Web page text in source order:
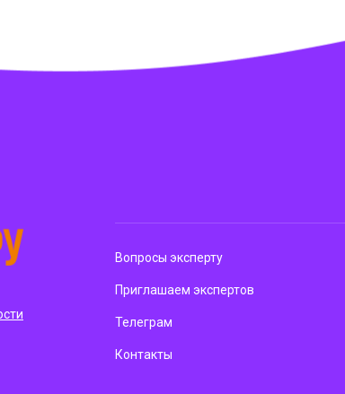
Вопросы эксперту
Приглашаем экспертов
Телеграм
Контакты